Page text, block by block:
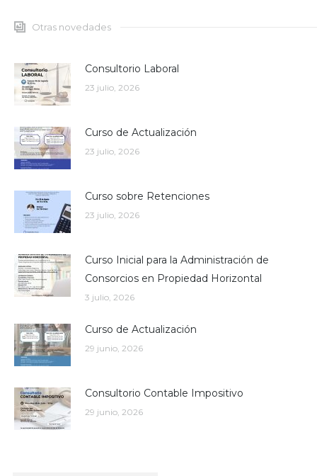
Otras novedades
Consultorio Laboral
23 julio, 2026
Curso de Actualización
23 julio, 2026
Curso sobre Retenciones
23 julio, 2026
Curso Inicial para la Administración de
Consorcios en Propiedad Horizontal
3 julio, 2026
Curso de Actualización
29 junio, 2026
Consultorio Contable Impositivo
29 junio, 2026